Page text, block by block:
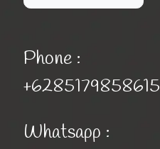
Phone :
+6285179858615
Whatsapp :